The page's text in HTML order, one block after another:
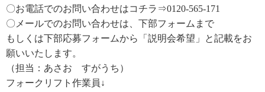
〇お電話でのお問い合わせはコチラ⇒0120-565-171
〇メールでのお問い合わせは、下部フォームまで
もしくは下部応募フォームから「説明会希望」と記載をお
願いいたします。
（担当：あさお すがうち）
フォークリフト作業員↓